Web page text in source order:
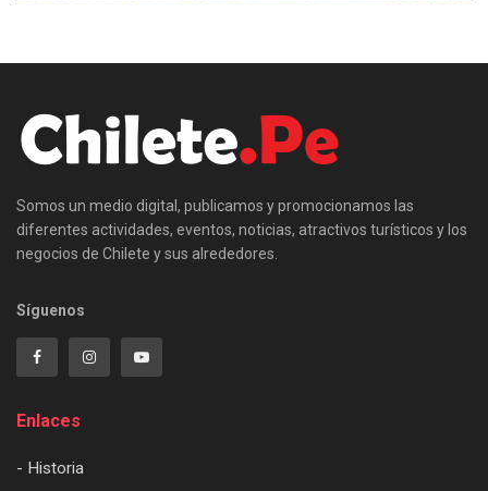
Somos un medio digital, publicamos y promocionamos las
diferentes actividades, eventos, noticias, atractivos turísticos y los
negocios de Chilete y sus alrededores.
Síguenos
Enlaces
- Historia